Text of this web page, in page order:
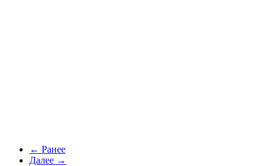
← Ранее
Далее →